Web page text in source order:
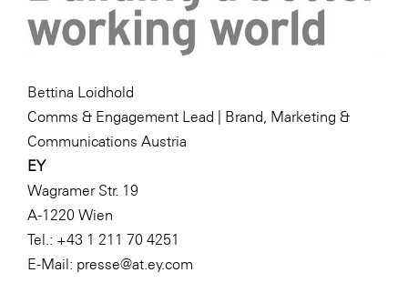
Bettina Loidhold
Comms & Engagement Lead | Brand, Marketing &
Communications Austria
EY
Wagramer Str. 19
A-1220 Wien
Tel.: +43 1 211 70 4251
E-Mail: presse@at.ey.com